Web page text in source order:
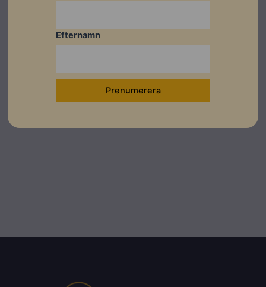
Efternamn